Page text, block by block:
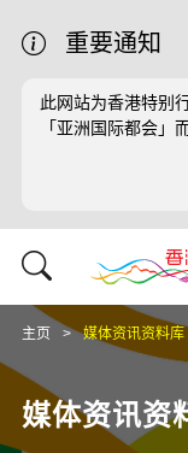
重要通知
此网站为香港特别
「亚洲国际都会」
主页 媒体资讯资料库
媒体资讯资